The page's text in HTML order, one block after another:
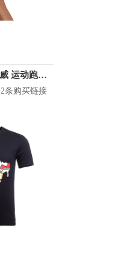
McDavid/迈克达威 运动跑步骼胫束绑带
2条购买链接